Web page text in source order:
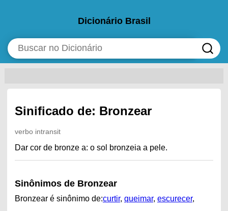
Dicionário Brasil
Sinificado de: Bronzear
verbo intransit
Dar cor de bronze a: o sol bronzeia a pele.
Sinônimos de Bronzear
Bronzear é sinônimo de:curtir, queimar, escurecer,